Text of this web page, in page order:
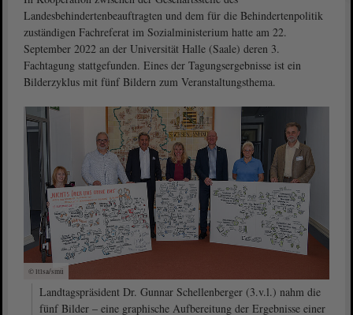
Landesbehindertenbeauftragten und dem für die Behindertenpolitik
zuständigen Fachreferat im Sozialministerium hatte am 22.
September 2022 an der Universität Halle (Saale) deren 3.
Fachtagung stattgefunden. Eines der Tagungsergebnisse ist ein
Bilderzyklus mit fünf Bildern zum Veranstaltungsthema.
© ltlsa/smü
Landtagspräsident Dr. Gunnar Schellenberger (3.v.l.) nahm die
fünf Bilder – eine graphische Aufbereitung der Ergebnisse einer